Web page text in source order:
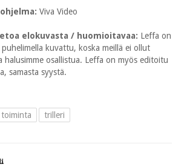
Viva Video
elokuvasta / huomioitavaa: Leffa on
puhelimella kuvattu, koska meillä ei ollut
halusimme osallistua. Leffa on myös editoitu
samasta syystä.
toiminta trilleri